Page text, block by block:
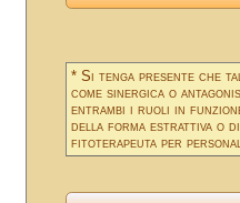
* Si tenga presente che
come sinergica o
entrambi i ruoli in
della forma estrattiva o
fitoterapeuta per